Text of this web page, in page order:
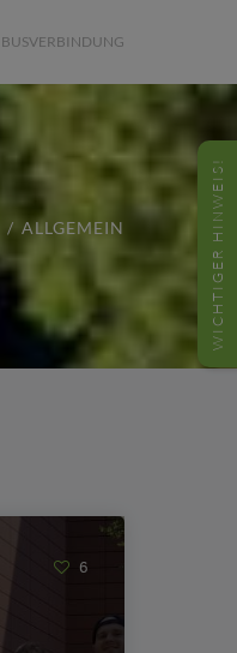
WICHTIGER HINWEIS!
BUSVERBINDUNG
ALLGEMEIN
6